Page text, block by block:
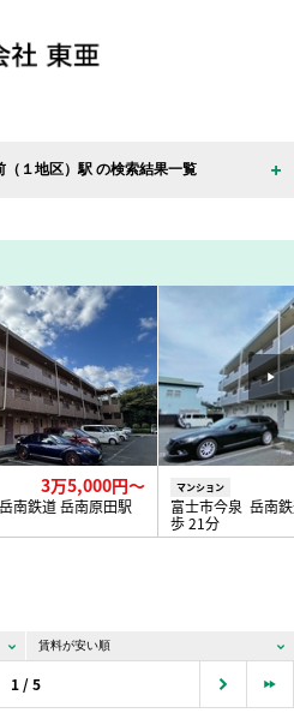
１地区）駅 の検索結果一覧
3万5,000円〜
南鉄道 岳南原田駅
マンション
富士市今泉 岳南
歩 21分
1 / 5